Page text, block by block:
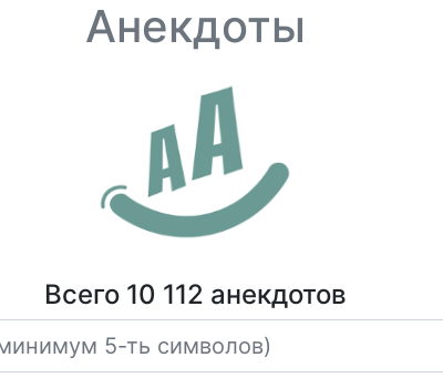
Анекдоты
Всего 10 112 анекдотов